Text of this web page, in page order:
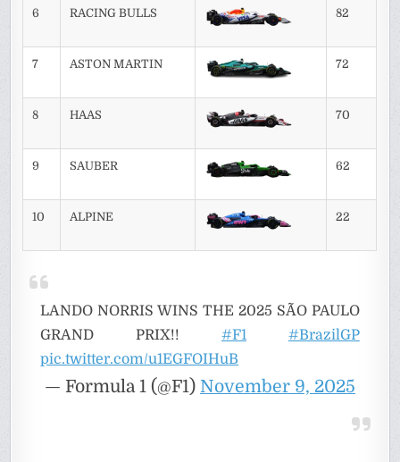
6 RACING BULLS 82
7 ASTON MARTIN 72
8 HAAS 70
9 SAUBER 62
10 ALPINE 22
LANDO NORRIS WINS THE 2025 SÃO PAULO
GRAND PRIX!! #F1
#BrazilGP
pic.twitter.com/u1EGFOIHuB
— Formula 1 (@F1) November 9, 2025